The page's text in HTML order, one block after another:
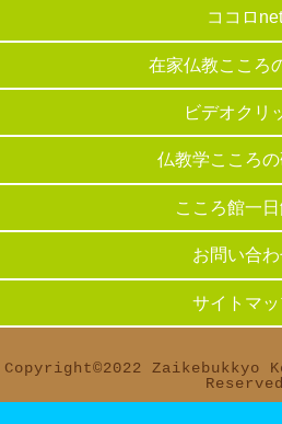
ココロnet
在家仏教こころ
ビデオクリ
仏教学こころ
こころ館一
お問い合
サイトマ
Copyright©︎2022 Zaikebukkyo
Reserved